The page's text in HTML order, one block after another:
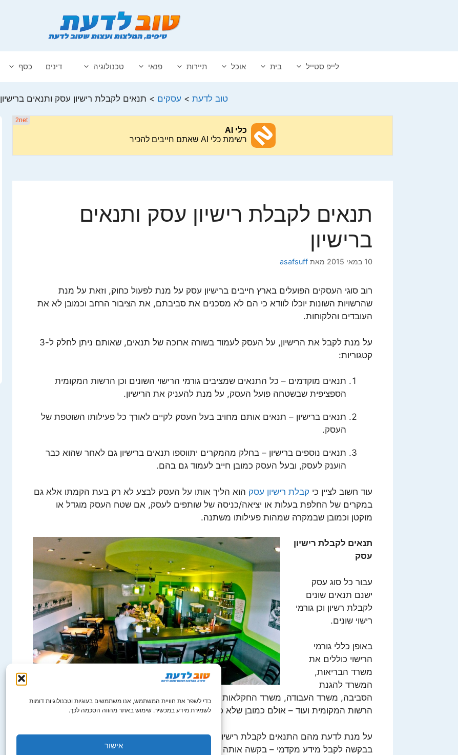
כדי לשפר את חוויית המשתמש, אנו משתמשים בעוגיות וטכנולוגיות דומות
לשמירת מידע במכשיר. שימוש באתר מהווה הסכמה לכך.
אישור
לייפ סטייל בית אוכל תיירות פנאי טכנולוגיה דינים כסף
טוב לדעת > עסקים > תנאים לקבלת רישיון עסק ותנאים ברישיון
תנאים לקבלת רישיון עסק ותנאים
ברישיון
10 במאי 2015 מאת asafsuff
רוב סוגי העסקים הפועלים בארץ חייבים ברישיון עסק על מנת לפעול כחוק, וזאת על מנת
שהרשויות השונות יוכלו לוודא כי הם לא מסכנים את סביבתם, את הציבור הרחב וכמובן לא את
העובדים והלקוחות.
על מנת לקבל את הרישיון, על העסק לעמוד בשורה ארוכה של תנאים, שאותם ניתן לחלק ל-3
קטגוריות:
תנאים מוקדמים – כל התנאים שמציבים גורמי הרישוי השונים וכן הרשות המקומית
הספציפית שבשטחה פועל העסק, על מנת להעניק את הרישיון.
תנאים ברישיון – תנאים אותם מחויב בעל העסק לקיים לאורך כל פעילותו השוטפת של
העסק.
תנאים נוספים ברישיון – בחלק מהמקרים יתווספו תנאים ברישיון גם לאחר שהוא כבר
הוענק לעסק, ובעל העסק כמובן חייב לעמוד גם בהם.
עוד חשוב לציין כי קבלת רישיון עסק הוא הליך אותו על העסק לבצע לא רק בעת הקמתו אלא גם
במקרים של החלפת בעלות או יציאה/כניסה של שותפים לעסק, אם שטח העסק מוגדל או
מוקטן וכמובן שבמקרה שמהות פעילותו משתנה.
תנאים לקבלת רישיון
עסק
עבור כל סוג עסק
ישנם תנאים שונים
לקבלת רשיון וכן גורמי
רישוי שונים.
באופן כללי גורמי
הרישוי כוללים את
משרד הבריאות,
המשרד להגנת
הסביבה, משרד העבודה, משרד החקלאות (השירותים הווטרינריים), מכבי אש, משטרת ישראל,
הרשות המקומית ועוד – אולם כמובן שלא כל עסק זקוק לאישור של כל הגורמים הנ"ל.
על מנת לדעת מהם התנאים לקבלת רישיון עסק עבור כל סוג ספציפי של עסקים מומלץ לפנות
בבקשה לקבל מידע מקדמי – בקשה אותה יש להגיש לאגף הרישוי ברשות המקומית – או להיעזר